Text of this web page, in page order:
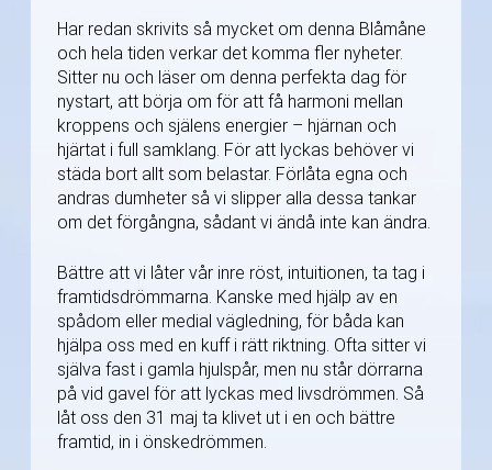
Har redan skrivits så mycket om denna Blåmåne
och hela tiden verkar det komma fler nyheter.
Sitter nu och läser om denna perfekta dag för
nystart, att börja om för att få harmoni mellan
kroppens och själens energier – hjärnan och
hjärtat i full samklang. För att lyckas behöver vi
städa bort allt som belastar. Förlåta egna och
andras dumheter så vi slipper alla dessa tankar
om det förgångna, sådant vi ändå inte kan ändra.
Bättre att vi låter vår inre röst, intuitionen, ta tag i
framtidsdrömmarna. Kanske med hjälp av en
spådom eller medial vägledning, för båda kan
hjälpa oss med en kuff i rätt riktning. Ofta sitter vi
själva fast i gamla hjulspår, men nu står dörrarna
på vid gavel för att lyckas med livsdrömmen. Så
låt oss den 31 maj ta klivet ut i en och bättre
framtid, in i önskedrömmen.